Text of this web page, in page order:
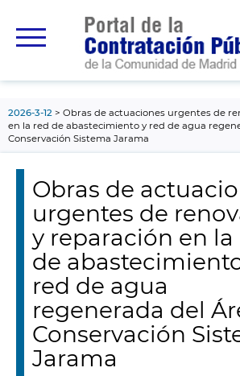
principal
2026-3-12
Obras de actuaciones urgentes de
en la red de abastecimiento y red de agua
Conservación Sistema Jarama
Obras de
urgentes de
y reparación en la
de
red de agua
regenerada del
Conservación
Jarama